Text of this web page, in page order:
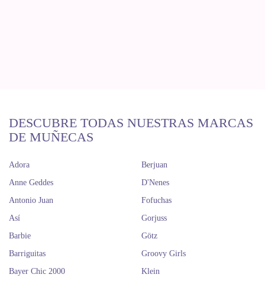
DESCUBRE TODAS NUESTRAS MARCAS
DE MUÑECAS
Adora
Anne Geddes
Antonio Juan
Así
Barbie
Barriguitas
Bayer Chic 2000
Berjuan
D'Nenes
Fofuchas
Gorjuss
Götz
Groovy Girls
Klein